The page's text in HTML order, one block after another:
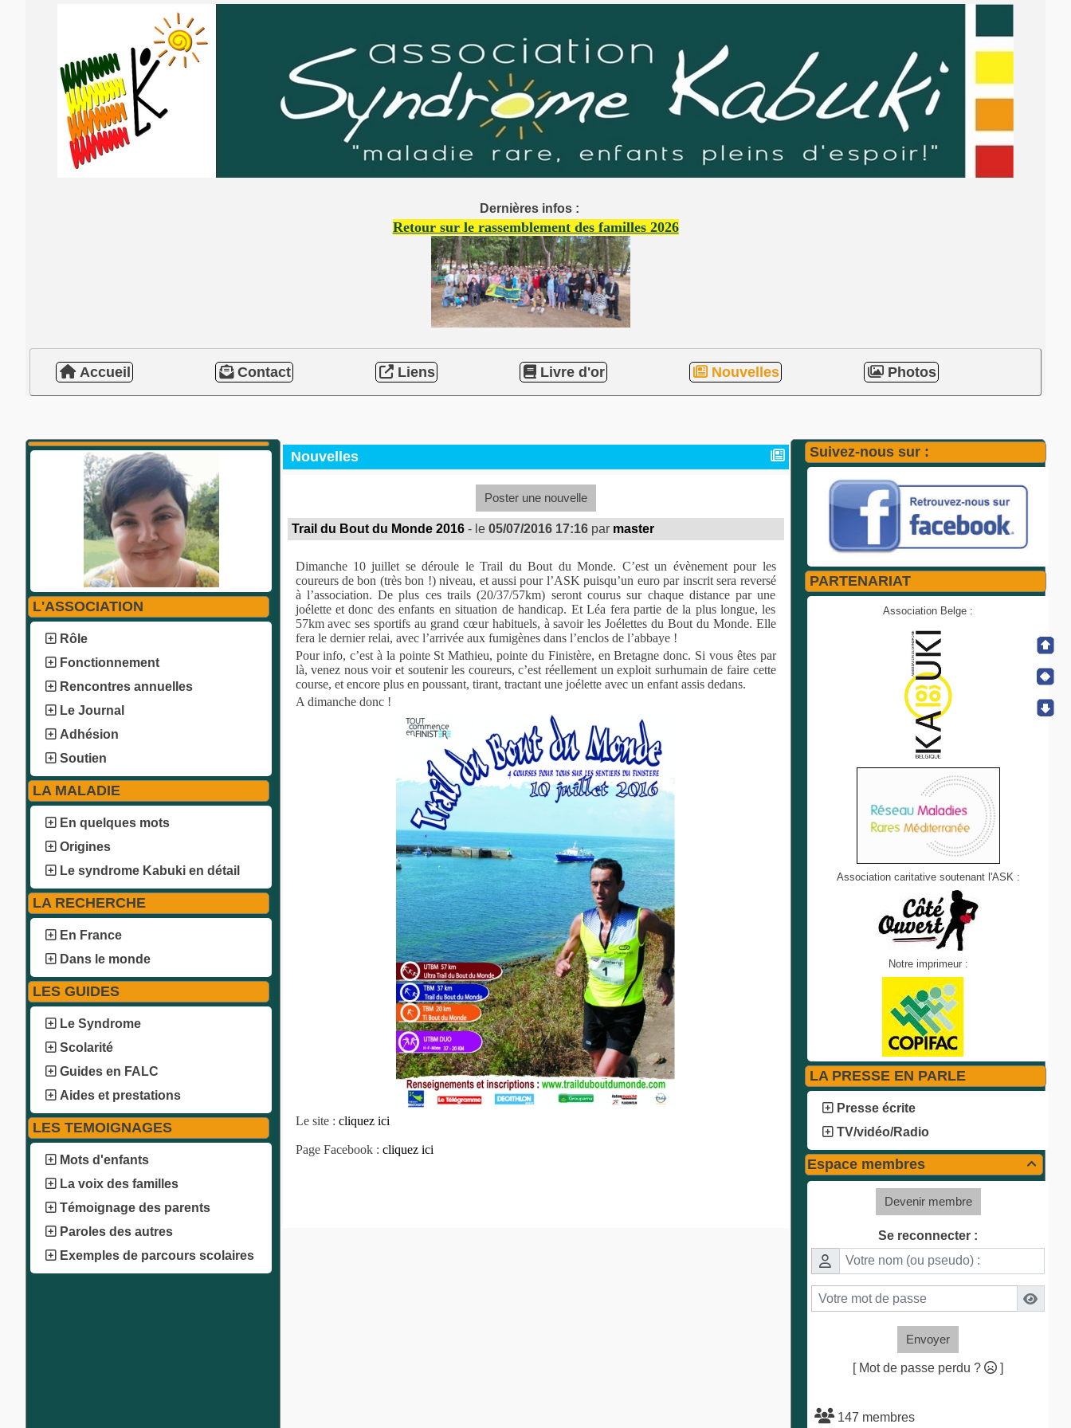
Dernières infos :
Retour sur le rassemblement des familles 2026
Accueil Contact Liens Livre d'or Nouvelles Photos
L'ASSOCIATION
Rôle
Fonctionnement
Rencontres annuelles
Le Journal
Adhésion
Soutien
LA MALADIE
En quelques mots
Origines
Le syndrome Kabuki en détail
LA RECHERCHE
En France
Dans le monde
LES GUIDES
Le Syndrome
Scolarité
Guides en FALC
Aides et prestations
LES TEMOIGNAGES
Mots d'enfants
La voix des familles
Témoignage des parents
Paroles des autres
Exemples de parcours scolaires
Nouvelles
Poster une nouvelle
Trail du Bout du Monde 2016 - le 05/07/2016 17:16par master
Dimanche 10 juillet se déroule le Trail du Bout du Monde. C’est un évènement pour les
coureurs de bon (très bon !) niveau, et aussi pour l’ASK puisqu’un euro par inscrit sera reversé
à l’association. De plus ces trails (20/37/57km) seront courus sur chaque distance par une
joélette et donc des enfants en situation de handicap. Et Léa fera partie de la plus longue, les
57km avec ses sportifs au grand cœur habituels, à savoir les Joélettes du Bout du Monde. Elle
fera le dernier relai, avec l’arrivée aux fumigènes dans l’enclos de l’abbaye !
Pour info, c’est à la pointe St Mathieu, pointe du Finistère, en Bretagne donc. Si vous êtes par
là, venez nous voir et soutenir les coureurs, c’est réellement un exploit surhumain de faire cette
course, et encore plus en poussant, tirant, tractant une joélette avec un enfant assis dedans.
A dimanche donc !
Le site : cliquez ici
Page Facebook : cliquez ici
Suivez-nous sur :
PARTENARIAT
Association Belge :
Association caritative soutenant l'ASK :
Notre imprimeur :
LA PRESSE EN PARLE
Presse écrite
TV/vidéo/Radio

Espace membres
Devenir membre
Se reconnecter :
Envoyer
[ Mot de passe perdu ? ]
147 membres